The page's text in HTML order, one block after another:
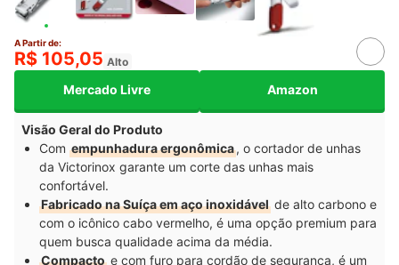
A Partir de:
R$ 105,05 Alto
Mercado Livre Amazon
Visão Geral do Produto
Com empunhadura ergonômica, o cortador de unhas
da Victorinox garante um corte das unhas mais
confortável.
Fabricado na Suíça em aço inoxidável de alto carbono e
com o icônico cabo vermelho, é uma opção premium para
quem busca qualidade acima da média.
Compacto e com furo para cordão de segurança, é um